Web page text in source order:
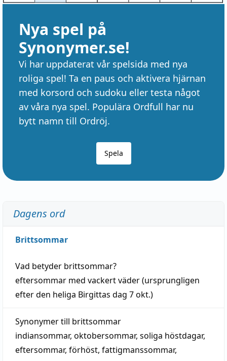
Nya spel på
Synonymer.se!
Vi har uppdaterat vår spelsida med nya
roliga spel! Ta en paus och aktivera hjärnan
med korsord och sudoku eller testa något
av våra nya spel. Populära Ordfull har nu
bytt namn till Ordröj.
Spela
Dagens ord
Brittsommar
Vad betyder brittsommar?
eftersommar med vackertväder(ursprungligen
efter den heliga Birgittas dag 7 okt.)
Synonymer till brittsommar
indiansommar, oktobersommar, soliga höstdagar,
eftersommar, förhöst, fattigmanssommar,